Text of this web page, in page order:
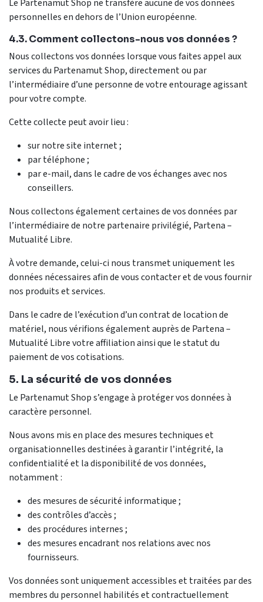
Le Partenamut Shop ne transfère aucune de vos données
personnelles en dehors de l’Union européenne.
4.3. Comment collectons-nous vos données ?
Nous collectons vos données lorsque vous faites appel aux
services du Partenamut Shop, directement ou par
l’intermédiaire d’une personne de votre entourage agissant
pour votre compte.
Cette collecte peut avoir lieu :
sur notre site internet ;
par téléphone ;
par e-mail, dans le cadre de vos échanges avec nos
conseillers.
Nous collectons également certaines de vos données par
l’intermédiaire de notre partenaire privilégié, Partena –
Mutualité Libre.
À votre demande, celui-ci nous transmet uniquement les
données nécessaires afin de vous contacter et de vous fournir
nos produits et services.
Dans le cadre de l’exécution d’un contrat de location de
matériel, nous vérifions également auprès de Partena –
Mutualité Libre votre affiliation ainsi que le statut du
paiement de vos cotisations.
5. La sécurité de vos données
Le Partenamut Shop s’engage à protéger vos données à
caractère personnel.
Nous avons mis en place des mesures techniques et
organisationnelles destinées à garantir l’intégrité, la
confidentialité et la disponibilité de vos données,
notamment :
des mesures de sécurité informatique ;
des contrôles d’accès ;
des procédures internes ;
des mesures encadrant nos relations avec nos
fournisseurs.
Vos données sont uniquement accessibles et traitées par des
membres du personnel habilités et contractuellement